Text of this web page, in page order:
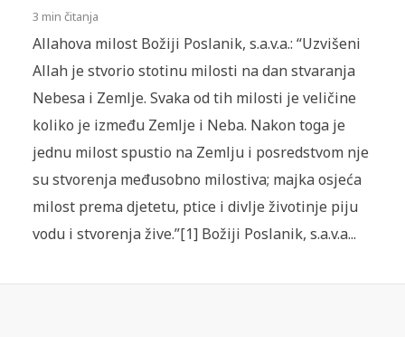
3 min čitanja
Allahova milost Božiji Poslanik, s.a.v.a.: “Uzvišeni
Allah je stvorio stotinu milosti na dan stvaranja
Nebesa i Zemlje. Svaka od tih milosti je veličine
koliko je između Zemlje i Neba. Nakon toga je
jednu milost spustio na Zemlju i posredstvom nje
su stvorenja međusobno milostiva; majka osjeća
milost prema djetetu, ptice i divlje životinje piju
vodu i stvorenja žive.”[1] Božiji Poslanik, s.a.v.a...